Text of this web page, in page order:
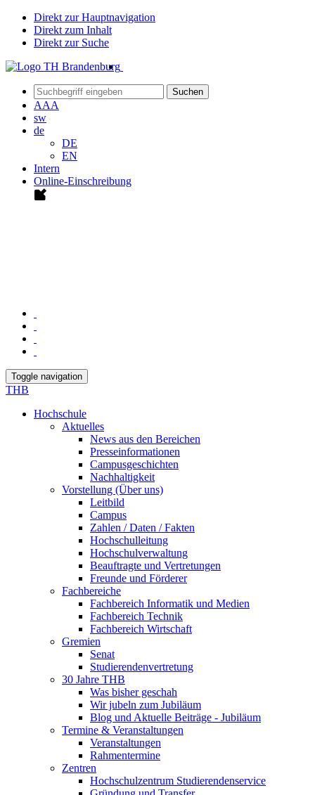
Direkt zur Hauptnavigation
Direkt zum Inhalt
Direkt zur Suche
Suchen
AAA
sw
de
DE
EN
Intern
Online-Einschreibung
Toggle navigation
THB
Hochschule
Aktuelles
News aus den Bereichen
Presseinformationen
Campusgeschichten
Nachhaltigkeit
Vorstellung (Über uns)
Leitbild
Campus
Zahlen / Daten / Fakten
Hochschulleitung
Hochschulverwaltung
Beauftragte und Vertretungen
Freunde und Förderer
Fachbereiche
Fachbereich Informatik und Medien
Fachbereich Technik
Fachbereich Wirtschaft
Gremien
Senat
Studierendenvertretung
30 Jahre THB
Was bisher geschah
Wir jubeln zum Jubiläum
Blog und Aktuelle Beiträge - Jubiläum
Termine & Veranstaltungen
Veranstaltungen
Rahmentermine
Zentren
Hochschulzentrum Studierendenservice